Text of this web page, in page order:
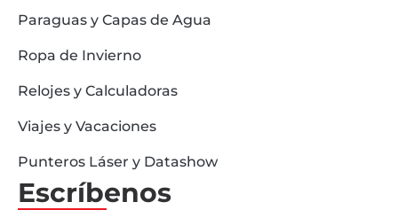
Paraguas y Capas de Agua
Ropa de Invierno
Relojes y Calculadoras
Viajes y Vacaciones
Punteros Láser y Datashow
Escríbenos